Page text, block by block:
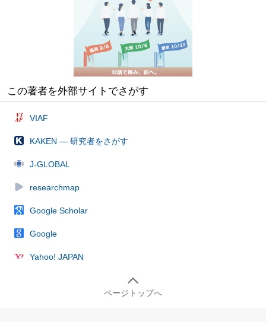
この著者を外部サイトでさがす
VIAF
KAKEN — 研究者をさがす
J-GLOBAL
researchmap
Google Scholar
Google
Yahoo! JAPAN
ページトップへ